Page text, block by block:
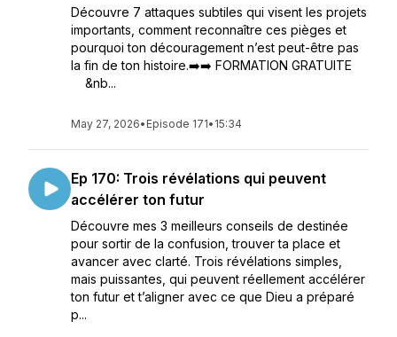
Découvre 7 attaques subtiles qui visent les projets
importants, comment reconnaître ces pièges et
pourquoi ton découragement n’est peut-être pas
la fin de ton histoire.➡️➡️ FORMATION GRATUITE
&nb...
May 27, 2026• Episode 171• 15:34
Ep 170: Trois révélations qui peuvent
accélérer ton futur
Découvre mes 3 meilleurs conseils de destinée
pour sortir de la confusion, trouver ta place et
avancer avec clarté. Trois révélations simples,
mais puissantes, qui peuvent réellement accélérer
ton futur et t’aligner avec ce que Dieu a préparé
p...